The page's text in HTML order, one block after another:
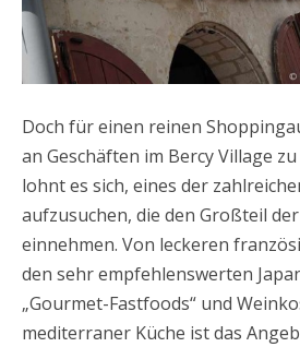
Doch für einen reinen
an Geschäften im Bercy Village
lohnt es sich, eines der
aufzusuchen, die den Großteil
einnehmen. Von leckeren
den sehr empfehlenswerten
„Gourmet-Fastfoods“ und
mediterraner Küche ist das